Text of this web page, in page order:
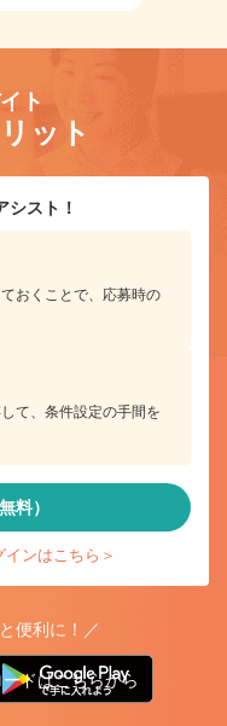
ト
ット
シスト！
おくことで、応募時の
て、条件設定の手間を
料）
ンはこちら＞
便利に！／
ドはこちらから